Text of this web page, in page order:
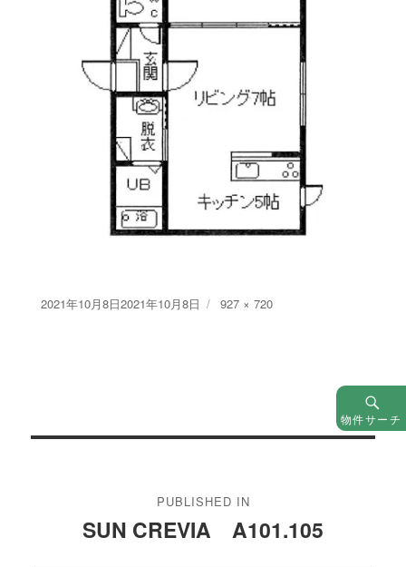
Posted
2021年10月8日2021年10月8日
Full
927 × 720
PUBLISHED IN
SUN CREVIA A101.105
物件サーチ